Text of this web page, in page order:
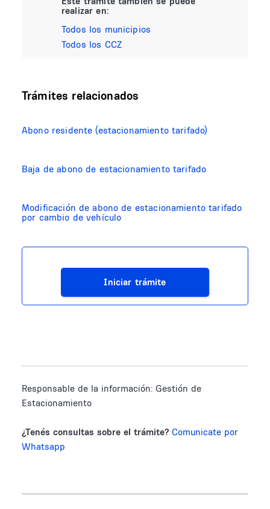
realizar en:
Todos los municipios
Todos los CCZ
Trámites relacionados
Abono residente (estacionamiento tarifado)
Baja de abono de estacionamiento tarifado
Modificación de abono de estacionamiento tarifado
por cambio de vehículo
Iniciar trámite
Responsable de la información: Gestión de
Estacionamiento
¿Tenés consultas sobre el trámite? Comunicate por
Whatsapp